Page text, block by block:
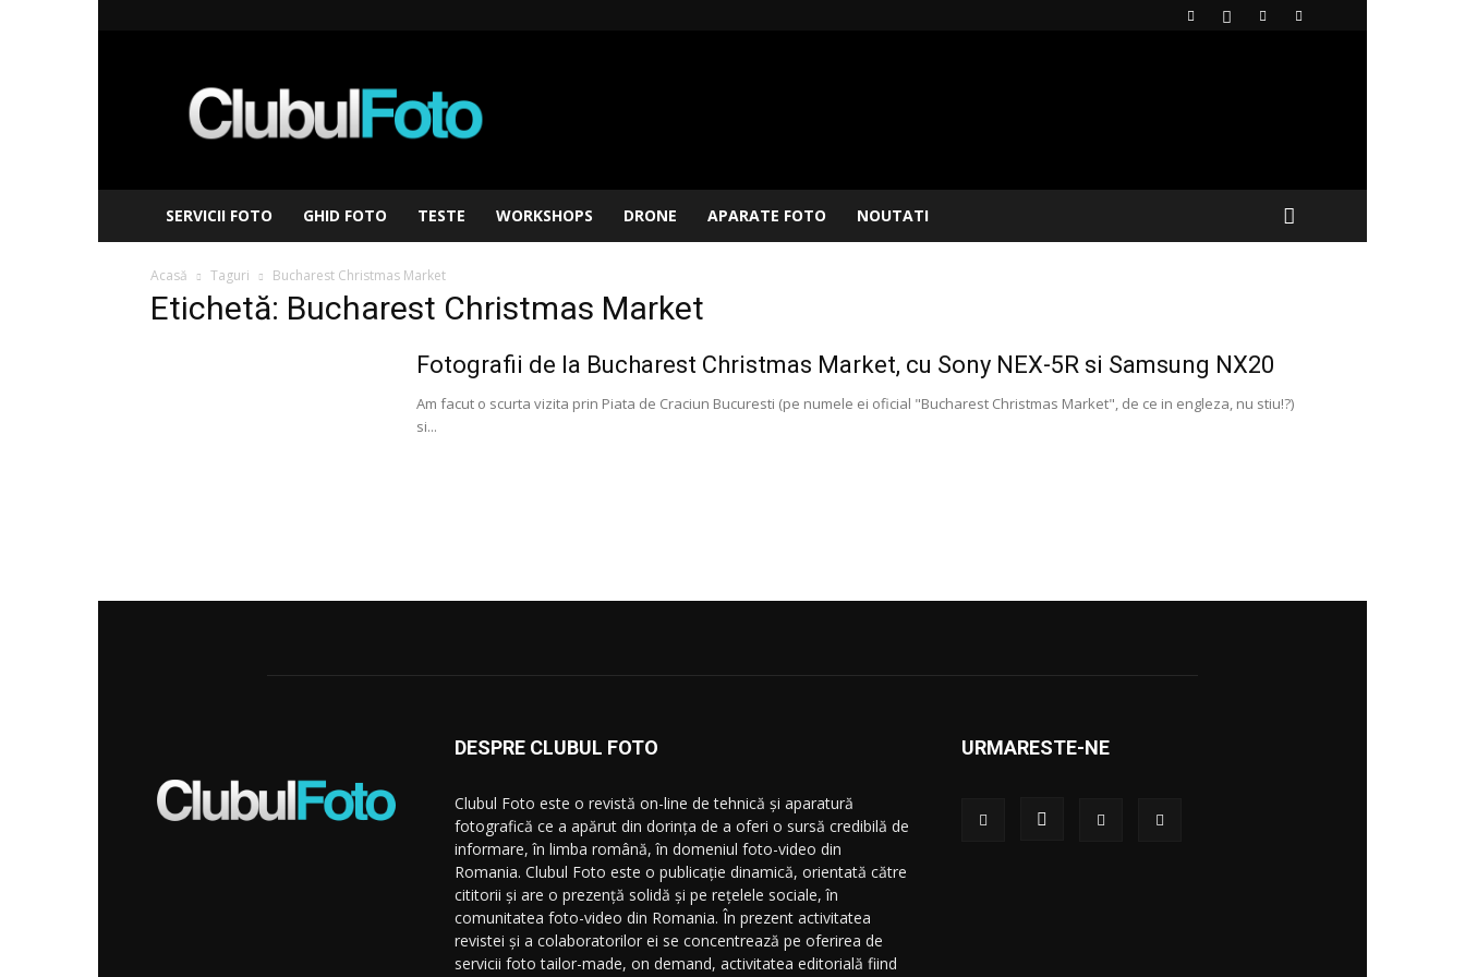
Foto
SERVICII FOTO GHID FOTO TESTE WORKSHOPS DRONE APARATE FOTO NOUTATI
Acasă Taguri Bucharest Christmas Market
Etichetă: Bucharest Christmas Market
Fotografii de la Bucharest Christmas Market, cu Sony NEX-5R si Samsung NX20
Am facut o scurta vizita prin Piata de Craciun Bucuresti (pe numele ei oficial "Bucharest Christmas Market", de ce in engleza, nu stiu!?)
si...
DESPRE CLUBUL FOTO
Clubul Foto este o revistă on-line de tehnică și aparatură
fotografică ce a apărut din dorința de a oferi o sursă credibilă de
informare, în limba română, în domeniul foto-video din
Romania. Clubul Foto este o publicație dinamică, orientată către
cititorii și are o prezență solidă și pe rețelele sociale, în
comunitatea foto-video din Romania. În prezent activitatea
revistei și a colaboratorilor ei se concentrează pe oferirea de
servicii foto tailor-made, on demand, activitatea editorială fiind
URMARESTE-NE